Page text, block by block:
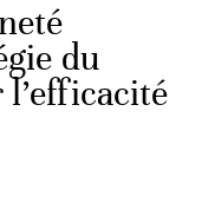
du